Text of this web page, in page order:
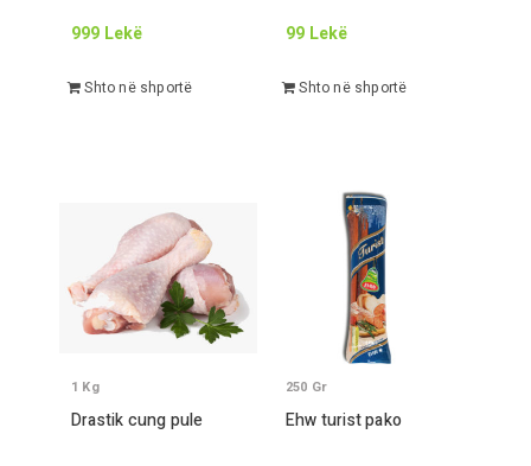
999 Lekë
Shto në shportë
99 Lekë
Shto në shportë
Drastik cung pule
1 Kg
Ehw turist pako
250 Gr